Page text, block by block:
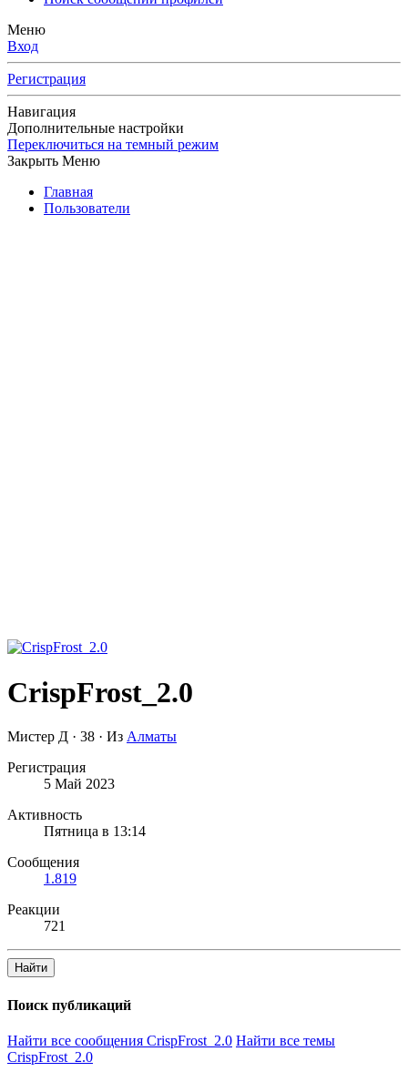
Меню
Вход
Регистрация
Навигация
Дополнительные настройки
Переключиться на темный режим
Закрыть Меню
Главная
Пользователи
CrispFrost_2.0
Мистер Д · 38 · Из Алматы
Регистрация
5 Май 2023
Активность
Пятница в 13:14
Сообщения
1.819
Реакции
721
Найти
Поиск публикаций
Найти все сообщения CrispFrost_2.0 Найти все темы
CrispFrost_2.0